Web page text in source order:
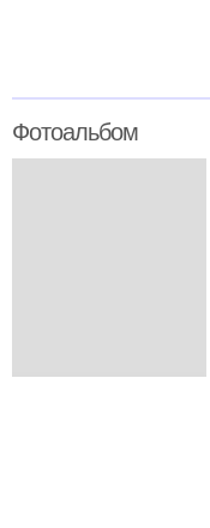
Фотоальбом